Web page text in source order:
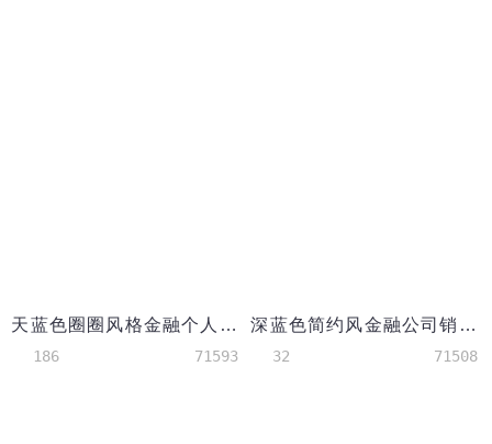
天蓝色圈圈风格金融个人简历模板
186 71593
深蓝色简约风金融公司销售简历模板
32 71508